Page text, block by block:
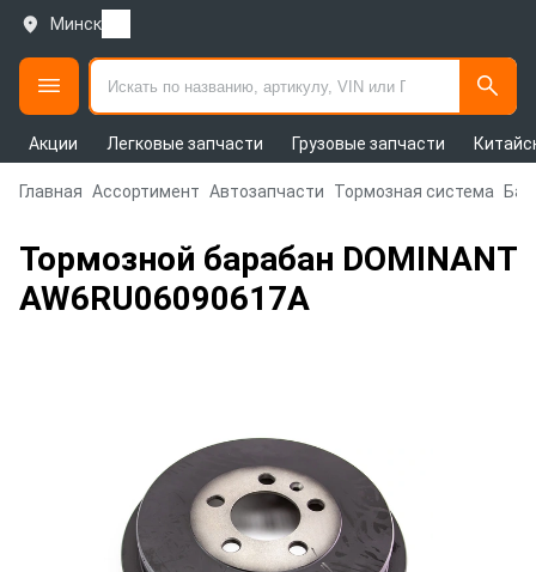
Минск
Акции Легковые запчасти Грузовые запчасти
Главная Ассортимент Автозапчасти Тормозная система
Тормозной барабан DOMINANT
AW6RU06090617A